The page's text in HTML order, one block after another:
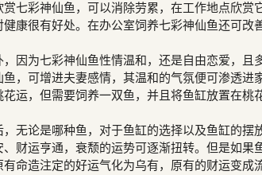
赏七彩神仙鱼，可以消除劳累，在工作地点欣赏
健康很有好处。在办公室饲养七彩神仙鱼还可改
为七彩神仙鱼性情温和，还是自由恋爱，且
鱼，可增进夫妻感情，其温和的气氛便可渗透进
花运，但需要饲养一双鱼，并且将鱼缸放置在桃
论是哪种鱼，对于鱼缸的选择以及鱼缸的摆
、财运亨通，衰颓的运势可逐渐扭转。但是如果
有命造注定的好运气化为乌有，原有的财运变成